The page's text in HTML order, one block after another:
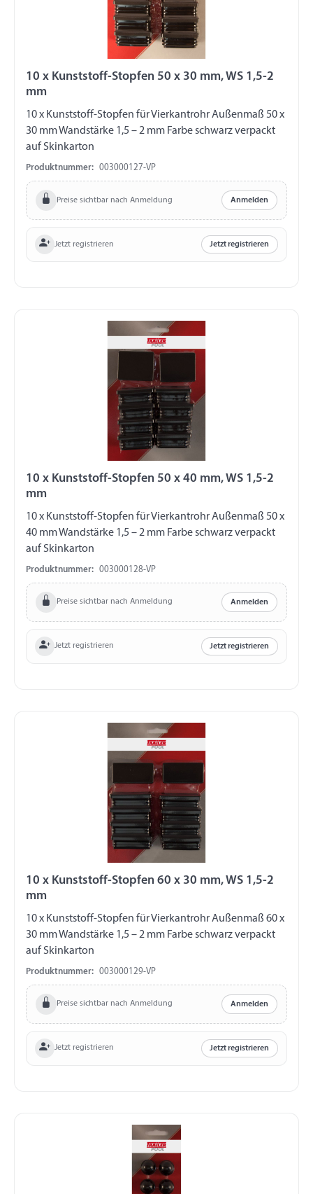
10 x Kunststoff-Stopfen 50 x 30 mm, WS 1,5-2
mm
10 x Kunststoff-Stopfen für Vierkantrohr Außenmaß 50 x
30 mm Wandstärke 1,5 – 2 mm Farbe schwarz verpackt
auf Skinkarton
Produktnummer: 003000127-VP
Preise sichtbar nach Anmeldung Anmelden
Jetzt registrieren Jetzt registrieren
10 x Kunststoff-Stopfen 50 x 40 mm, WS 1,5-2
mm
10 x Kunststoff-Stopfen für Vierkantrohr Außenmaß 50 x
40 mm Wandstärke 1,5 – 2 mm Farbe schwarz verpackt
auf Skinkarton
Produktnummer: 003000128-VP
Preise sichtbar nach Anmeldung Anmelden
Jetzt registrieren Jetzt registrieren
10 x Kunststoff-Stopfen 60 x 30 mm, WS 1,5-2
mm
10 x Kunststoff-Stopfen für Vierkantrohr Außenmaß 60 x
30 mm Wandstärke 1,5 – 2 mm Farbe schwarz verpackt
auf Skinkarton
Produktnummer: 003000129-VP
Preise sichtbar nach Anmeldung Anmelden
Jetzt registrieren Jetzt registrieren